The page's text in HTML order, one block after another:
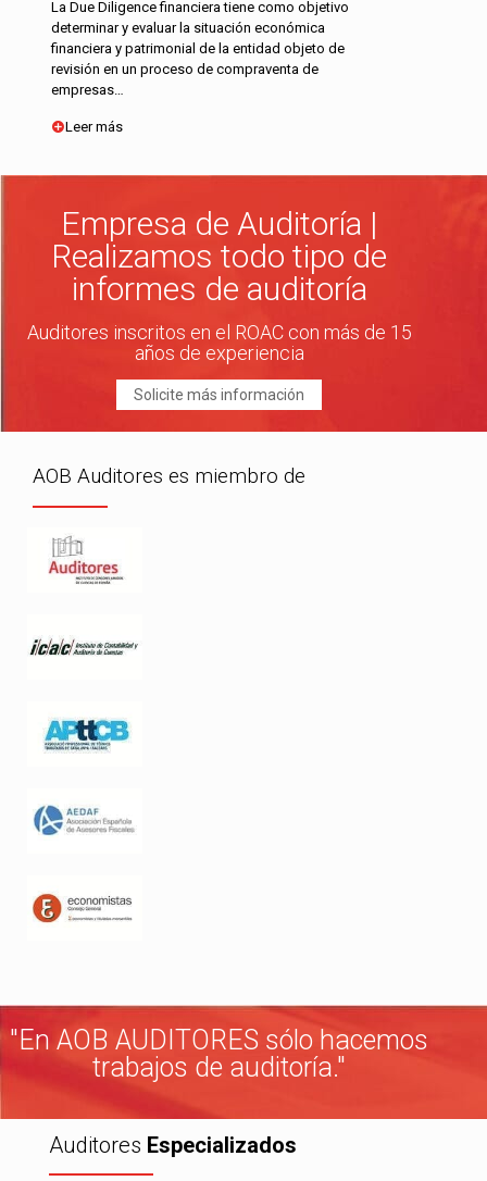
La Due Diligence financiera tiene como objetivo
determinar y evaluar la situación económica
financiera y patrimonial de la entidad objeto de
revisión en un proceso de compraventa de
empresas…
Leer más
Empresa de Auditoría |
Realizamos todo tipo de
informes de auditoría
Auditores inscritos en el ROAC con más de 15
años de experiencia
Solicite más información
AOB Auditores es miembro de
"En AOB AUDITORES sólo hacemos
trabajos de auditoría."
Auditores Especializados